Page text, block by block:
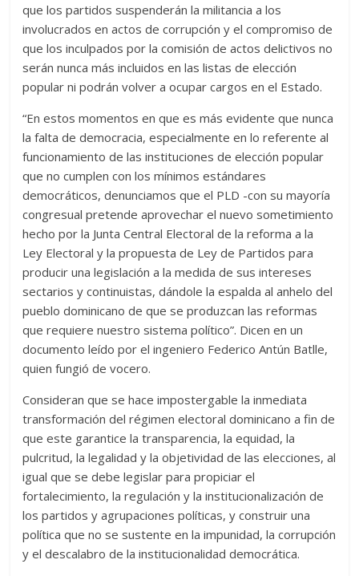
que los partidos suspenderán la militancia a los
involucrados en actos de corrupción y el compromiso de
que los inculpados por la comisión de actos delictivos no
serán nunca más incluidos en las listas de elección
popular ni podrán volver a ocupar cargos en el Estado.
“En estos momentos en que es más evidente que nunca
la falta de democracia, especialmente en lo referente al
funcionamiento de las instituciones de elección popular
que no cumplen con los mínimos estándares
democráticos, denunciamos que el PLD -con su mayoría
congresual pretende aprovechar el nuevo sometimiento
hecho por la Junta Central Electoral de la reforma a la
Ley Electoral y la propuesta de Ley de Partidos para
producir una legislación a la medida de sus intereses
sectarios y continuistas, dándole la espalda al anhelo del
pueblo dominicano de que se produzcan las reformas
que requiere nuestro sistema político”. Dicen en un
documento leído por el ingeniero Federico Antún Batlle,
quien fungió de vocero.
Consideran que se hace impostergable la inmediata
transformación del régimen electoral dominicano a fin de
que este garantice la transparencia, la equidad, la
pulcritud, la legalidad y la objetividad de las elecciones, al
igual que se debe legislar para propiciar el
fortalecimiento, la regulación y la institucionalización de
los partidos y agrupaciones políticas, y construir una
política que no se sustente en la impunidad, la corrupción
y el descalabro de la institucionalidad democrática.